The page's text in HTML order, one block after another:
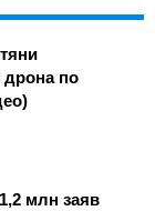
по
млн заяв